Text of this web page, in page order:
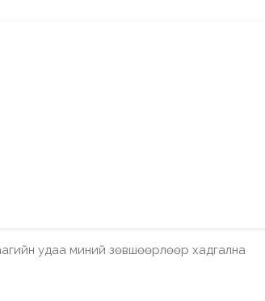
удаа миний зөвшөөрлөөр хадгална